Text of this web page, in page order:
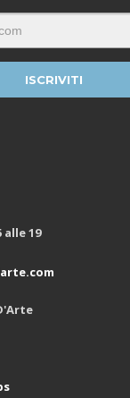
alle 19